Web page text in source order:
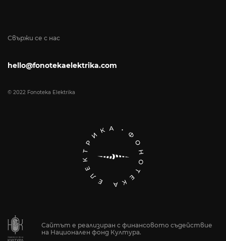
Свържи се с нас
hello@fonotekaelektrika.com
© 2022 Fonoteka Elektrika
Сайтът е реализиран с финансовото съдействие
на Национален фонд Култура.